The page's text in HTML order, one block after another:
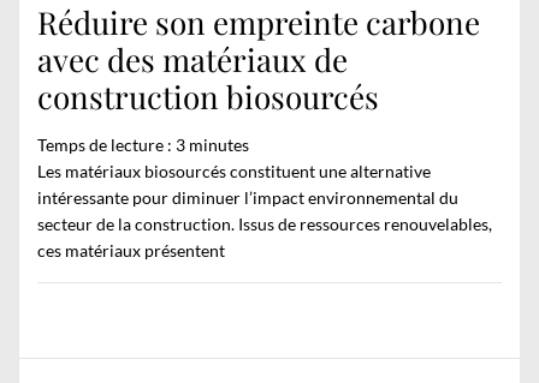
Réduire son empreinte carbone
avec des matériaux de
construction biosourcés
Temps de lecture : 3 minutes
Les matériaux biosourcés constituent une alternative
intéressante pour diminuer l’impact environnemental du
secteur de la construction. Issus de ressources renouvelables,
ces matériaux présentent